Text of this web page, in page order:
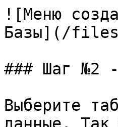
![Меню
Базы](/files/-
### Шаг №2 -
Выберите